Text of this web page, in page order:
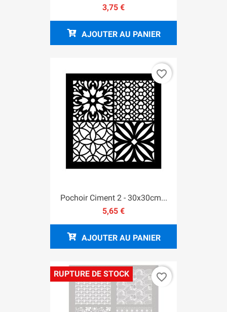
3,75 €
AJOUTER AU PANIER
Pochoir Ciment 2 - 30x30cm...
5,65 €
AJOUTER AU PANIER
favorite_border
RUPTURE DE STOCK favorite_border